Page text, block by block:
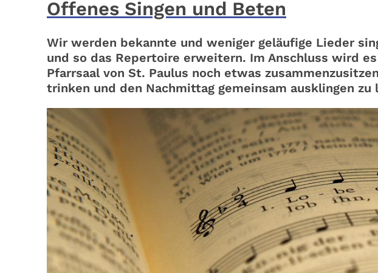
Offenes Singen und Beten
Wir werden bekannte und weniger geläufige Lieder
und so das Repertoire erweitern. Im Anschluss wird
Pfarrsaal von St. Paulus noch etwas
trinken und den Nachmittag gemeinsam ausklingen zu